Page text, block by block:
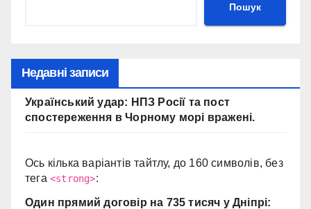
Пошук
Недавні записи
Український удар: НПЗ Росії та пост
спостереження в Чорному морі вражені.
Ось кілька варіантів тайтлу, до 160 символів, без
тега <strong>:
Один прямий договір на 735 тисяч у Дніпрі: